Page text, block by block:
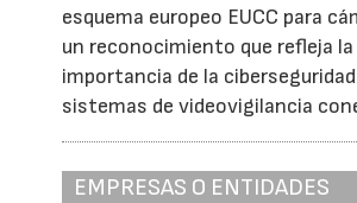
esquema europeo EUCC para
un reconocimiento que refleja
importancia de la
sistemas de videovigilancia
EMPRESAS O ENTIDADES